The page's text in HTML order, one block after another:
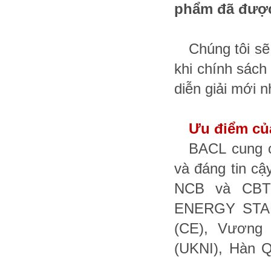
phẩm đã
Chúng tôi
khi chính
diễn giải mới
Ưu điểm
BACL cung
và đáng tin
NCB và
ENERGY
(CE), Vương
(UKNI), Hàn